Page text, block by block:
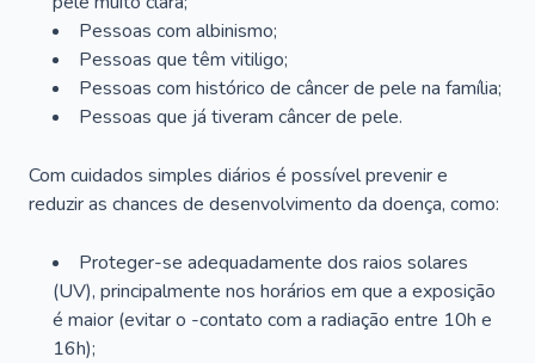
Pessoas com albinismo;
Pessoas que têm vitiligo;
Pessoas com histórico de câncer de pele na família;
Pessoas que já tiveram câncer de pele.
Com cuidados simples diários é possível prevenir e
reduzir as chances de desenvolvimento da doença, como:
Proteger-se adequadamente dos raios solares
(UV), principalmente nos horários em que a exposição
é maior (evitar o -contato com a radiação entre 10h e
16h);